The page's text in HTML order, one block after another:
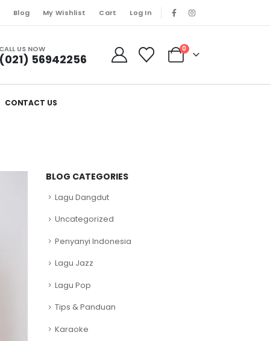
Blog My Wishlist Cart Log In
CALL US NOW
(021) 56942256
0
CONTACT US
BLOG CATEGORIES
Lagu Dangdut
Uncategorized
Penyanyi Indonesia
Lagu Jazz
Lagu Pop
Tips & Panduan
Karaoke